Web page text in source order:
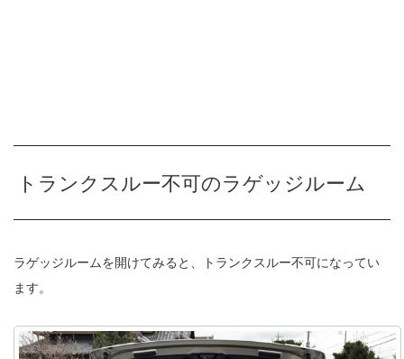
トランクスルー不可のラゲッジルーム
ラゲッジルームを開けてみると、トランクスルー不可になってい
ます。